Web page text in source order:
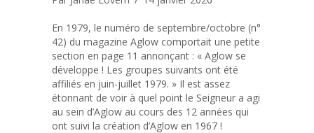
En 1979, le numéro de septembre/octobre (n°
42) du magazine Aglow comportait une petite
section en page 11 annonçant : « Aglow se
développe ! Les groupes suivants ont été
affiliés en juin-juillet 1979. » Il est assez
étonnant de voir à quel point le Seigneur a agi
au sein d’Aglow au cours des 12 années qui
ont suivi la création d’Aglow en 1967 !